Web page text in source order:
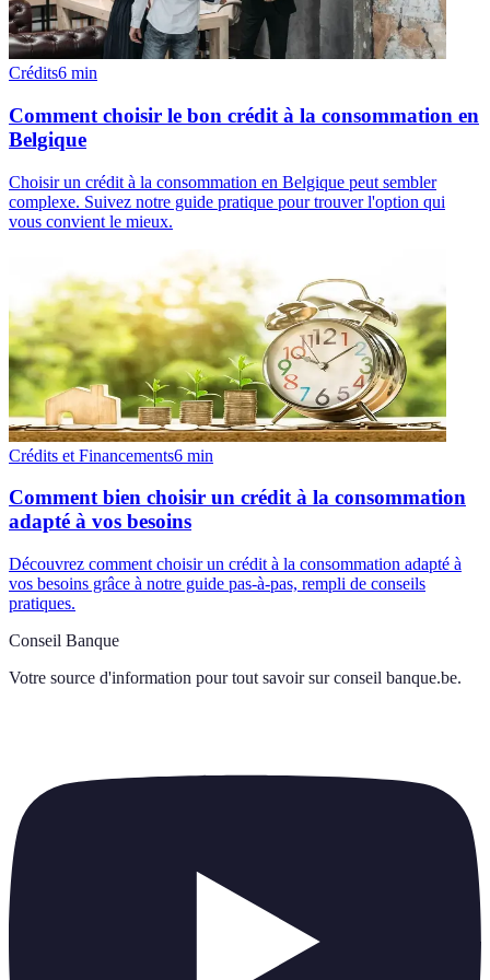
Crédits6 min
Comment choisir le bon crédit à la consommation en
Belgique
Choisir un crédit à la consommation en Belgique peut sembler
complexe. Suivez notre guide pratique pour trouver l'option qui
vous convient le mieux.
Crédits et Financements6 min
Comment bien choisir un crédit à la consommation
adapté à vos besoins
Découvrez comment choisir un crédit à la consommation adapté à
vos besoins grâce à notre guide pas-à-pas, rempli de conseils
pratiques.
Conseil Banque
Votre source d'information pour tout savoir sur conseil banque.be.